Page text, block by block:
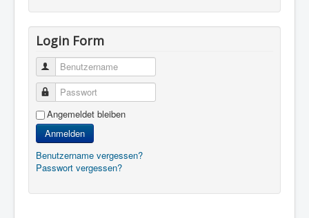
Login Form
Benutzername
Passwort
Angemeldet bleiben
Anmelden
Benutzername vergessen?
Passwort vergessen?